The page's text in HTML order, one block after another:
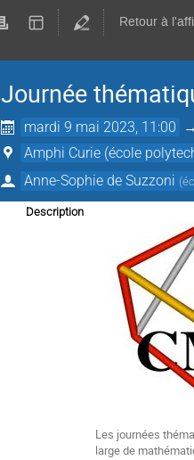
Retour à
Journée
mardi 9 mai 2023, 11:00 →
Amphi Curie (école
Anne-Sophie de Suzzoni (
Description
Les journées
large de